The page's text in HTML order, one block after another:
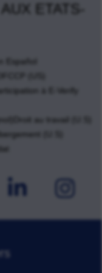
ETATS-
Español
(US)
à E-Verify
Droit au travail (U.S)
(U.S)